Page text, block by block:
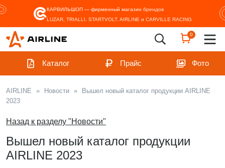
КАРВИЛЬШОП — фирменный магазин брендов
LUZAR, TRIALLI, STARTVOLT, AIRLINE и CARVILLE RACING
0
Каталог Прайс Фото
AIRLINE » Новости »
Вышел новый каталог продукции AIRLINE
2023
Назад к разделу "Новости"
Вышел новый каталог продукции
AIRLINE 2023